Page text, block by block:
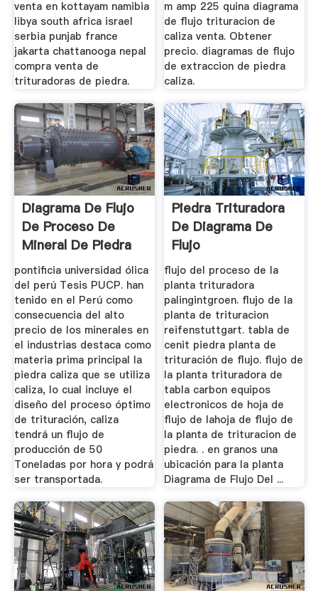
venta en kottayam namibia
libya south africa israel
serbia punjab france
jakarta chattanooga nepal
compra venta de
trituradoras de piedra.
m amp 225 quina diagrama
de flujo trituracion de
caliza venta. Obtener
precio. diagramas de flujo
de extraccion de piedra
caliza.
Diagrama De Flujo
De Proceso De
Mineral De Piedra
Caliza
pontificia universidad ólica
del perú Tesis PUCP. han
tenido en el Perú como
consecuencia del alto
precio de los minerales en
el industrias destaca como
materia prima principal la
piedra caliza que se utiliza
caliza, lo cual incluye el
diseño del proceso óptimo
de trituración, caliza
tendrá un flujo de
producción de 50
Toneladas por hora y podrá
ser transportada.
Piedra Trituradora
De Diagrama De
Flujo
flujo del proceso de la
planta trituradora
palingintgroen. flujo de la
planta de trituracion
reifenstuttgart. tabla de
cenit piedra planta de
trituración de flujo. flujo de
la planta trituradora de
tabla carbon equipos
electronicos de hoja de
flujo de lahoja de flujo de
la planta de trituracion de
piedra. . en granos una
ubicación para la planta
Diagrama de Flujo Del ...